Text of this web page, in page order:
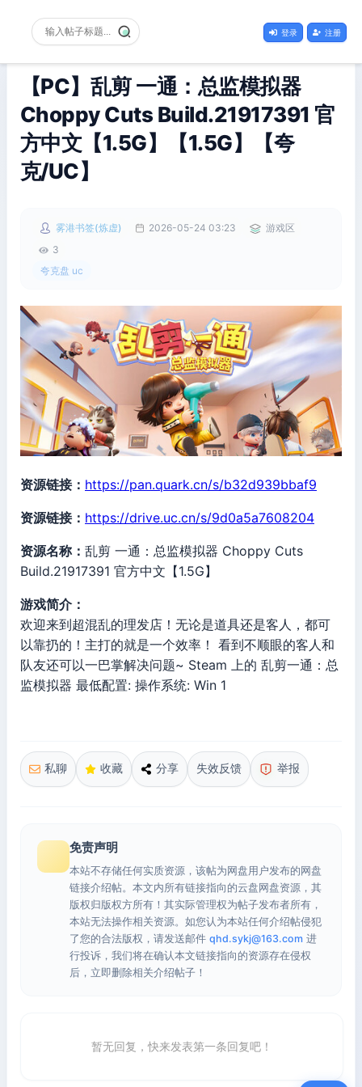
登录 注册
【PC】乱剪 一通：总监模拟器
Choppy Cuts Build.21917391 官
方中文【1.5G】【1.5G】【夸
克/UC】
雾港书签(炼虚) 2026-05-24 03:23
游戏区
3
夸克盘 uc
资源链接： https://pan.quark.cn/s/b32d939bbaf9
资源链接： https://drive.uc.cn/s/9d0a5a7608204
资源名称： 乱剪 一通：总监模拟器 Choppy Cuts
Build.21917391 官方中文【1.5G】
游戏简介：
欢迎来到超混乱的理发店！无论是道具还是客人，都可
以靠扔的！主打的就是一个效率！ 看到不顺眼的客人和
队友还可以一巴掌解决问题~ Steam 上的 乱剪一通：总
监模拟器 最低配置: 操作系统: Win 1
私聊 收藏 分享 失效反馈 举报
免责声明
本站不存储任何实质资源，该帖为网盘用户发布的网盘
链接介绍帖。本文内所有链接指向的云盘网盘资源，其
版权归版权方所有！其实际管理权为帖子发布者所有，
本站无法操作相关资源。如您认为本站任何介绍帖侵犯
了您的合法版权，请发送邮件 qhd.sykj@163.com 进
行投诉，我们将在确认本文链接指向的资源存在侵权
后，立即删除相关介绍帖子！
暂无回复，快来发表第一条回复吧！